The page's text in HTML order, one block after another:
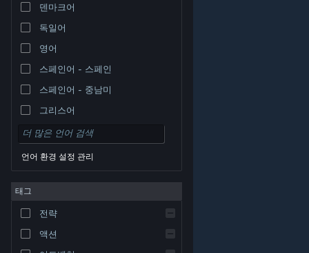
© Valve Corporation. 모든 권리 보유. 모든 상표는 미국
및 기타 국가에서 각각 해당 소유자의 재산입니다.
환불| 쿠키
덴마크어
독일어
영어
스페인어 - 스페인
스페인어 - 중남미
그리스어
언어 환경 설정 관리
태그
전략
액션